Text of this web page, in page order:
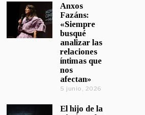
Anxos
Fazáns:
«Siempre
busqué
analizar las
relaciones
íntimas que
nos
afectan»
5 junio, 2026
El hijo de la